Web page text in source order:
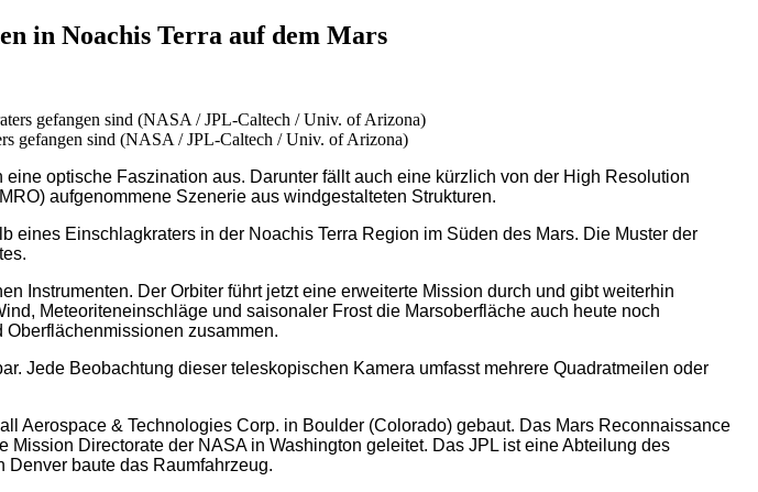
in Noachis Terra auf dem Mars
gefangen sind (NASA / JPL-Caltech / Univ. of Arizona)
optische Faszination aus. Darunter fällt auch eine kürzlich von der High Resolution
aufgenommene Szenerie aus windgestalteten Strukturen.
Einschlagkraters in der Noachis Terra Region im Süden des Mars. Die Muster der
Instrumenten. Der Orbiter führt jetzt eine erweiterte Mission durch und gibt weiterhin
Meteoriteneinschläge und saisonaler Frost die Marsoberfläche auch heute noch
zusammen.
Jede Beobachtung dieser teleskopischen Kamera umfasst mehrere Quadratmeilen oder
Aerospace & Technologies Corp. in Boulder (Colorado) gebaut. Das Mars Reconnaissance
Directorate der NASA in Washington geleitet. Das JPL ist eine Abteilung des
Denver baute das Raumfahrzeug.